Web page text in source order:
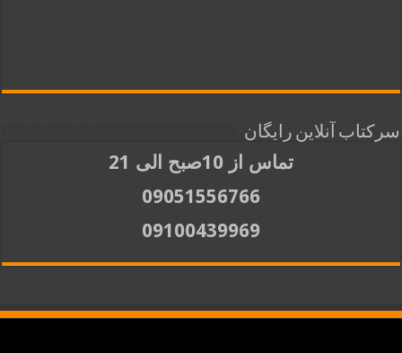
سرکتاب آنلاین رایگان
تماس از 10صبح الی 21
09051556766
09100439969